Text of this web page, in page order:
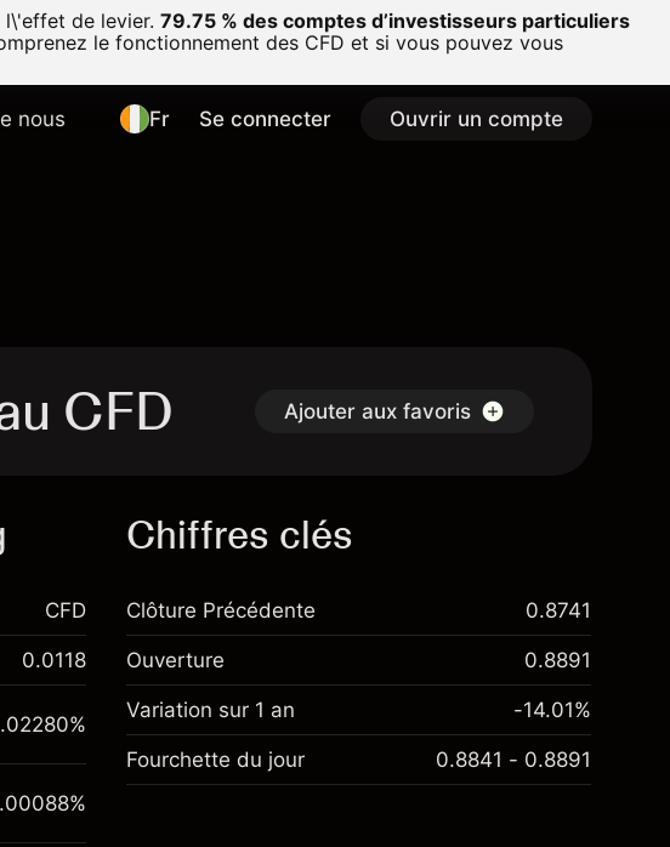
l\'effet de levier. 79.75 % des comptes d’investisseurs particuliers
le fonctionnement des CFD et si vous pouvez vous
nous Fr Se connecter Ouvrir un compte
CFD Ajouter aux favoris
le
CFD
0.0118
%
%
Chiffres clés
Clôture Précédente 0.8741
Ouverture 0.8891
Variation sur 1 an -14.01%
Fourchette du jour 0.8841 - 0.8891